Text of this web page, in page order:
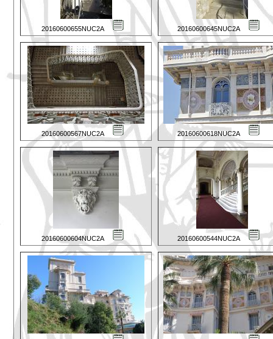
20160600655NUC2A 20160600645NUC2A
20160600567NUC2A 20160600618NUC2A
20160600604NUC2A 20160600544NUC2A